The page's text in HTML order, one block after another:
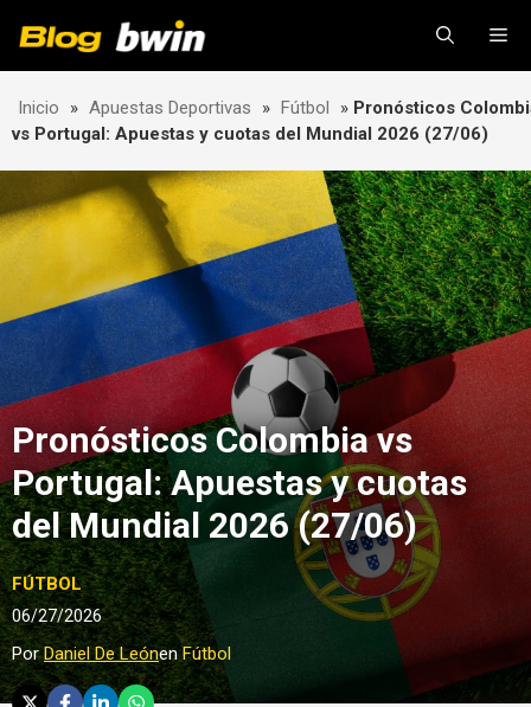
Inicio » Apuestas Deportivas » Fútbol » Pronósticos
vs Portugal: Apuestas y cuotas del Mundial 2026 (27/06)
Pronósticos Colombia vs
Portugal: Apuestas y cuotas
del Mundial 2026 (27/06)
FÚTBOL
06/27/2026
PorDaniel De LeónenFútbol